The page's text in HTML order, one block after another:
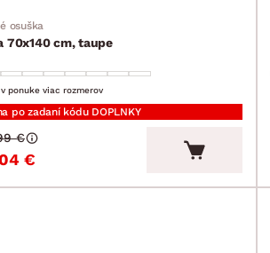
osuška
70x140 cm, taupe
v ponuke viac rozmerov
po zadaní kódu DOPLNKY
€
€